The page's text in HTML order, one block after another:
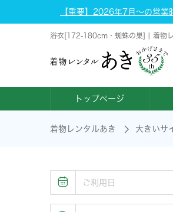
【重要】2026年7月～の営業
浴衣[172-180cm・蜘蛛の巣] | 着物
トップページ
着物レンタルあき 大きいサ